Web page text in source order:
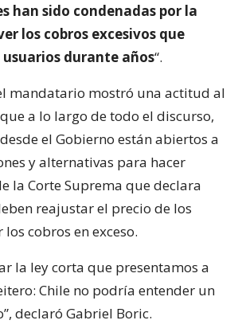
han sido condenadas por la
los cobros excesivos que
durante años“.
mandatario mostró una actitud al
a lo largo de todo el discurso,
el Gobierno están abiertos a
y alternativas para hacer
la Corte Suprema que declara
reajustar el precio de los
cobros en exceso.
la ley corta que presentamos a
Chile no podría entender un
declaró Gabriel Boric.